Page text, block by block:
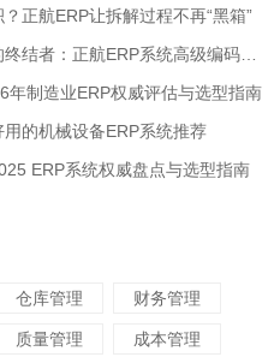
正航ERP让拆解过程不再“黑箱”
年制造业ERP权威评估与选型指南
的机械设备ERP系统推荐
ERP系统权威盘点与选型指南
仓库管理 财务管理
质量管理 成本管理